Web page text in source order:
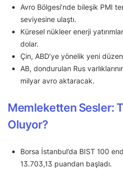
Avro Bölgesi’nde bileşik PMI
seviyesine ulaştı.
Küresel nükleer enerji
dolar.
Çin, ABD’ye yönelik yeni
AB, dondurulan Rus
milyar avro aktaracak.
Memleketten Sesler:
Oluyor?
Borsa İstanbul’da BIST 100
13.703,13 puandan başladı.